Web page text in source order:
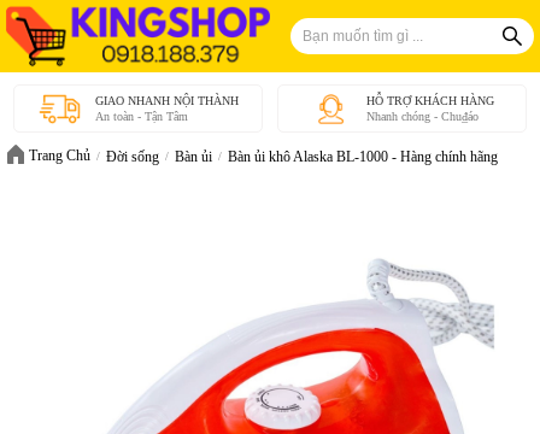
GIAO NHANH NỘI THÀNH
An toàn - Tận Tâm
HỖ TRỢ KHÁCH HÀNG
Nhanh chóng - Chu₫áo
Trang Chủ Đời sống Bàn ủi Bàn ủi khô Alaska BL-1000 - Hàng chính hãng